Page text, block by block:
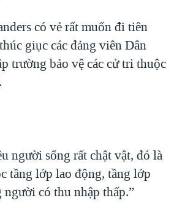
có vẻ rất muốn đi tiên
giục các đảng viên Dân
trường bảo vệ các cử tri thuộc
người sống rất chật vật, đó là
tầng lớp lao động, tầng lớp
có thu nhập thấp.”